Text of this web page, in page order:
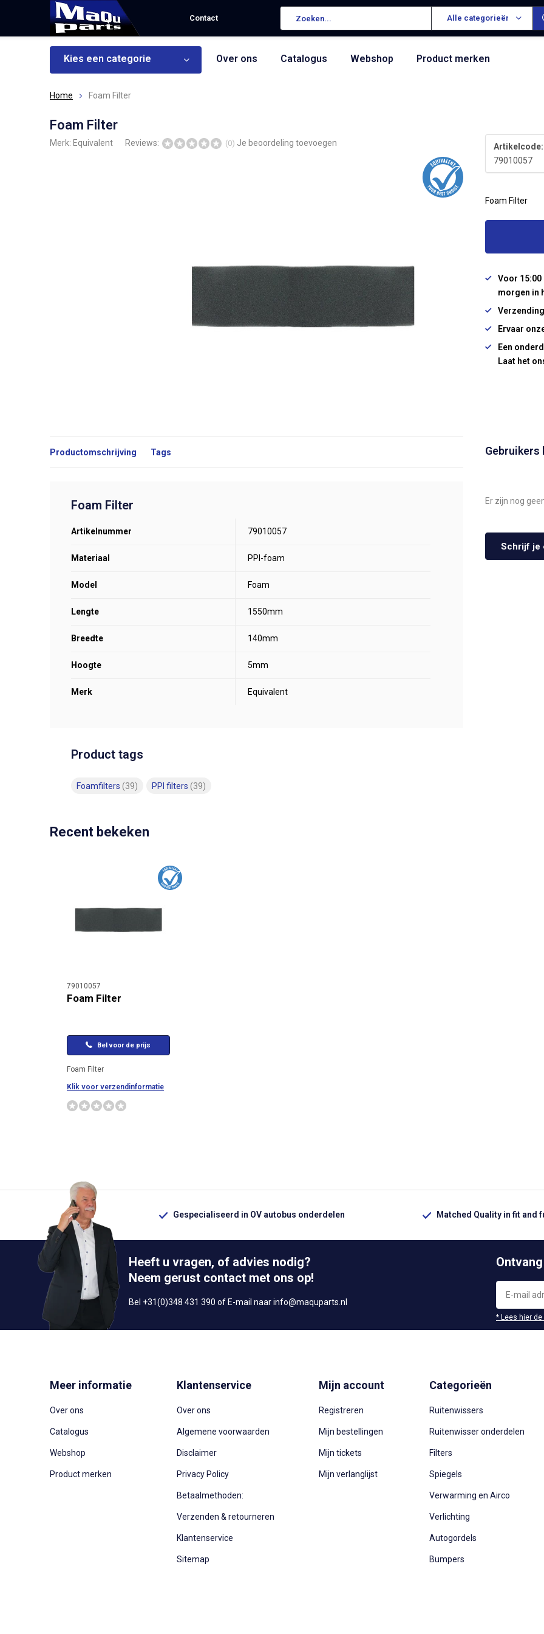
Contact Alle categorieën
Kies een categorie Over ons Catalogus Webshop Product merken
Home Foam Filter
Foam Filter
Merk: Equivalent Reviews: (0) Je beoordeling toevoegen
Artikelcode:
79010057
Foam Filter
Voor 15:00
morgen in
Ervaar
Een
Laat het
Productomschrijving Tags
Foam Filter
Artikelnummer 79010057
Materiaal PPI-foam
Model Foam
Lengte 1550mm
Breedte 140mm
Hoogte 5mm
Merk Equivalent
Product tags
Foamfilters (39) PPI filters (39)
Gebruikers
Er zijn nog
Schrijf je
Recent bekeken
79010057
Foam Filter
Bel voor de prijs
Foam Filter
Klik voor verzendinformatie
Gespecialiseerd in OV autobus onderdelen Matched Quality in fit and
Heeft u vragen, of advies nodig?
Neem gerust contact met ons op!
Bel +31(0)348 431 390 of E-mail naarinfo@maquparts.nl
* Lees hier
Meer informatie
Over ons
Catalogus
Webshop
Product merken
Klantenservice
Over ons
Algemene voorwaarden
Disclaimer
Privacy Policy
Betaalmethoden:
Verzenden & retourneren
Klantenservice
Sitemap
Mijn account
Registreren
Mijn bestellingen
Mijn tickets
Mijn verlanglijst
Categorieën
Ruitenwissers
Ruitenwisser onderdelen
Filters
Spiegels
Verwarming en Airco
Verlichting
Autogordels
Bumpers